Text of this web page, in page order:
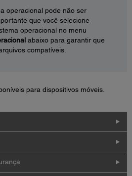
operacional pode não ser
que você selecione
operacional no menu
abaixo para garantir que
compatíveis.
para dispositivos móveis.